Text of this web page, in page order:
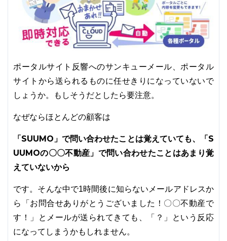
ポータルサイト反響へのサンキューメール、ポータル
サイトから送られるものに任せきりになっていないで
しょうか。もしそうだとしたら要注意。
なぜならほとんどの顧客は
「SUUMO」で問い合わせたことは覚えていても、「S
UUMOの〇〇不動産」で問い合わせたことはあまり覚
えていないから
です。そんな中で1時間後に知らないメールアドレスか
ら「お問合せありがとうございました！〇〇不動産で
す！」とメールが送られてきても、「？」という反応
になってしまうかもしれません。